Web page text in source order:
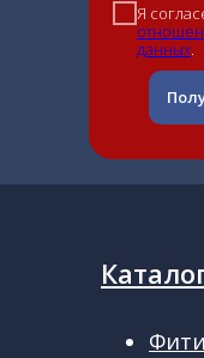
Я
данных